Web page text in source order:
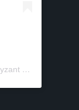
Um post compartilhado por Raquel Pryzant • Jornalismo de Viagem (@solanomundo)